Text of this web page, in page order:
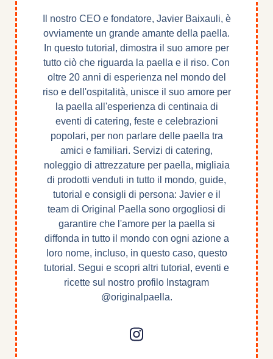
Il nostro CEO e fondatore, Javier Baixauli, è
ovviamente un grande amante della paella.
In questo tutorial, dimostra il suo amore per
tutto ciò che riguarda la paella e il riso. Con
oltre 20 anni di esperienza nel mondo del
riso e dell'ospitalità, unisce il suo amore per
la paella all'esperienza di centinaia di
eventi di catering, feste e celebrazioni
popolari, per non parlare delle paella tra
amici e familiari. Servizi di catering,
noleggio di attrezzature per paella, migliaia
di prodotti venduti in tutto il mondo, guide,
tutorial e consigli di persona: Javier e il
team di Original Paella sono orgogliosi di
garantire che l'amore per la paella si
diffonda in tutto il mondo con ogni azione a
loro nome, incluso, in questo caso, questo
tutorial. Segui e scopri altri tutorial, eventi e
ricette sul nostro profilo Instagram
@originalpaella.